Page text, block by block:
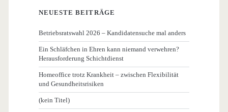
NEUESTE BEITRÄGE
Betriebsratswahl 2026 – Kandidatensuche mal anders
Ein Schläfchen in Ehren kann niemand verwehren?
Herausforderung Schichtdienst
Homeoffice trotz Krankheit – zwischen Flexibilität
und Gesundheitsrisiken
(kein Titel)